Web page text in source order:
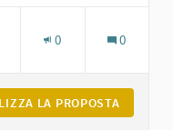
0 0
LA PROPOSTA